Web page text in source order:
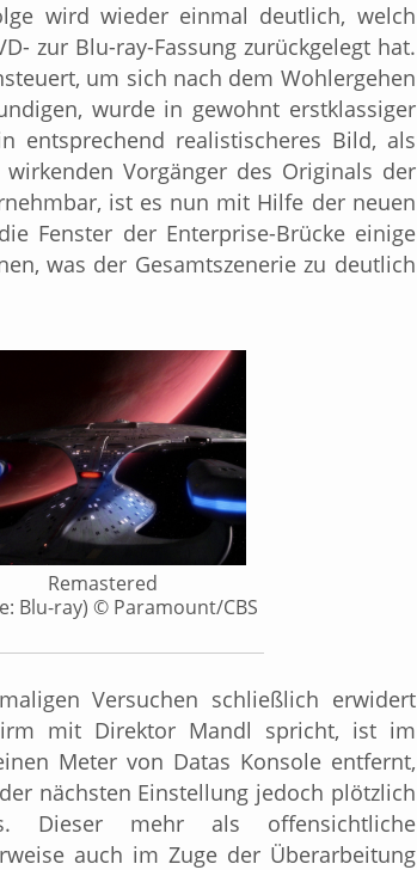
wird wieder einmal deutlich, welch
zur Blu-ray-Fassung zurückgelegt hat.
um sich nach dem Wohlergehen
wurde in gewohnt erstklassiger
entsprechend realistischeres Bild, als
Vorgänger des Originals der
ist es nun mit Hilfe der neuen
Fenster der Enterprise-Brücke einige
was der Gesamtszenerie zu deutlich
Remastered
Blu-ray) © Paramount/CBS
Versuchen schließlich erwidert
mit Direktor Mandl spricht, ist im
Meter von Datas Konsole entfernt,
nächsten Einstellung jedoch plötzlich
Dieser mehr als offensichtliche
auch im Zuge der Überarbeitung